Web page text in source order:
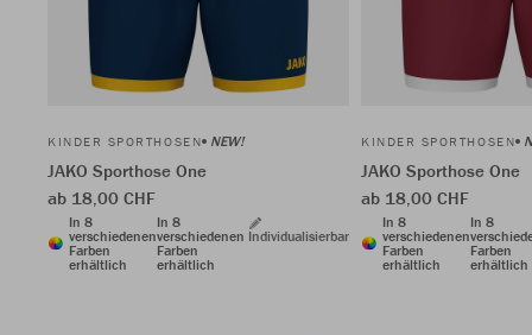
KINDER SPORTHOSEN NEW!
JAKO Sporthose One
ab 18,00 CHF
In 8
verschiedenen
Farben
erhältlich
In 8
verschiedenen
Farben
erhältlich
Individualisierbar
KINDER SPORTHOSEN
JAKO Sporthose One
ab 18,00 CHF
In 8
verschiedenen
Farben
erhältlich
In 8
Farben
erhältlich